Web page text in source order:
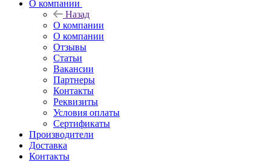
О компании
Назад
О компании
О компании
Отзывы
Статьи
Вакансии
Партнеры
Контакты
Реквизиты
Условия оплаты
Сертификаты
Производители
Доставка
Контакты